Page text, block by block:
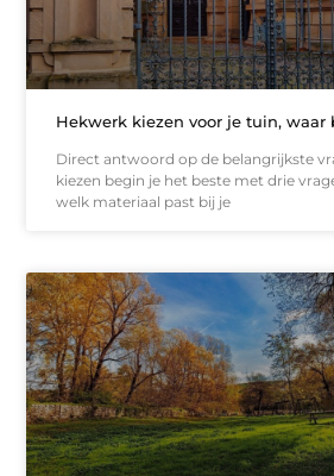
Hekwerk kiezen voor je tuin, waar
Direct antwoord op de belangrijkste
kiezen begin je het beste met drie
welk materiaal past bij je